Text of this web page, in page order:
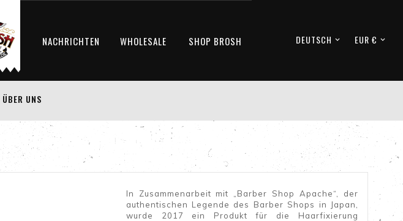
EUR € 
DEUTSCH 
NACHRICHTEN WHOLESALE SHOP BROSH
ÜBER UNS
In Zusammenarbeit mit „Barber Shop Apache“, der
authentischen Legende des Barber Shops in Japan,
wurde 2017 ein Produkt für die Haarfixierung